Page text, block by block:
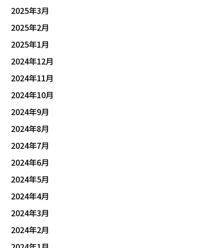
2025年3月
2025年2月
2025年1月
2024年12月
2024年11月
2024年10月
2024年9月
2024年8月
2024年7月
2024年6月
2024年5月
2024年4月
2024年3月
2024年2月